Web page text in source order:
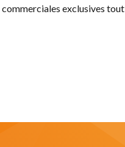
exclusives tout